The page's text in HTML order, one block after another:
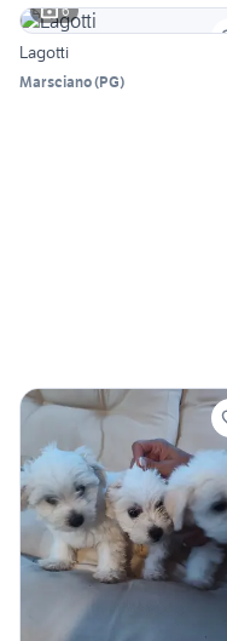
6
Lagotti
Marsciano(PG)